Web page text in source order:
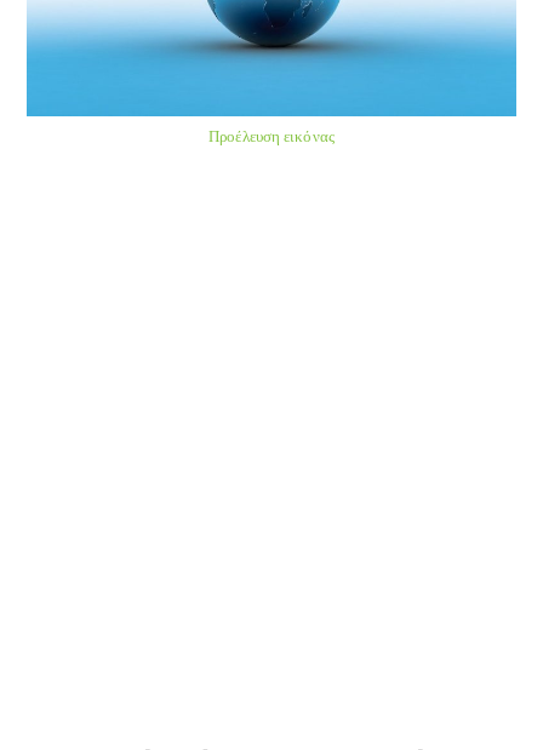
Προέλευση εικόνας